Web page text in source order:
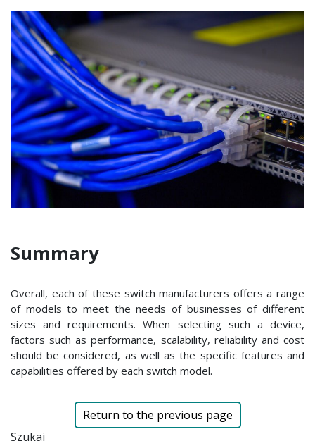
Summary
Overall, each of these switch manufacturers offers a range
of models to meet the needs of businesses of different
sizes and requirements. When selecting such a device,
factors such as performance, scalability, reliability and cost
should be considered, as well as the specific features and
capabilities offered by each switch model.
Return to the previous page
Szukaj